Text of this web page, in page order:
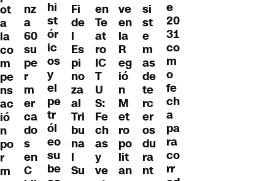
ot
a
la
co
m
pe
ns
ac
ió
n
po
r
m
nz
a
60
su
pe
r
m
er
ca
do
s
en
C
hi
st
ór
ic
os
y
el
pe
tr
ól
eo
su
be
Fi
de
l
Es
pi
no
za
al
Tri
bu
na
l
Su
en
Te
at
ro
IC
T
U
S:
Fe
ch
as
y
ve
ve
en
la
R
eg
ió
n
M
et
ro
po
lit
an
si
st
e
m
as
de
te
rc
er
os
du
ra
nt
e
20
31
co
m
o
fe
ch
a
pa
ra
co
rr